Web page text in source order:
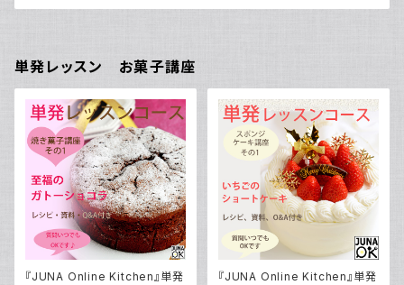
単発レッスン お菓子講座
『JUNA Online Kitchen』単発
『JUNA Online Kitchen』単発